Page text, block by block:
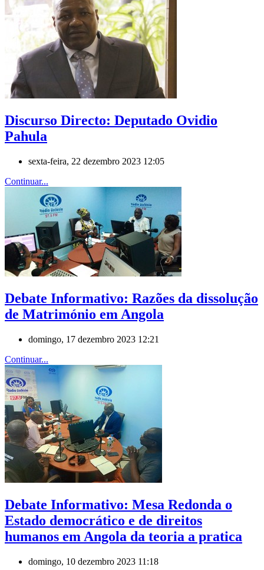
Discurso Directo: Deputado Ovidio
Pahula
sexta-feira, 22 dezembro 2023 12:05
Continuar...
Debate Informativo: Razões da dissolução
de Matrimónio em Angola
domingo, 17 dezembro 2023 12:21
Continuar...
Debate Informativo: Mesa Redonda o
Estado democrático e de direitos
humanos em Angola da teoria a pratica
domingo, 10 dezembro 2023 11:18